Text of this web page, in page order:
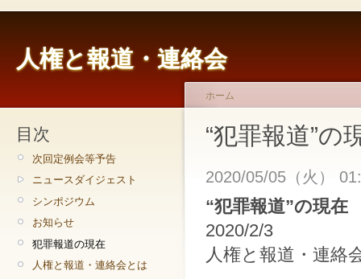
人権と報道・連絡会
目次
次回定例会等予告
ニュースダイジェスト
シンポジウム
お知らせ
犯罪報道の現在
人権と報道・連絡会とは
ホーム
“犯罪報道”の
2020/05/05（火）
“犯罪報道”の現在
2020/2/3
人権と報道・連